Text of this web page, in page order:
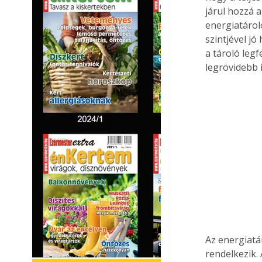
járul hozzá
szintjével jó
a tároló
legrövidebb
Az
rendelkezik.